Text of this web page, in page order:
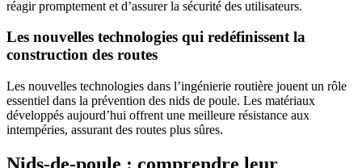
réagir promptement et d’assurer la sécurité des utilisateurs.
Les nouvelles technologies qui redéfinissent la
construction des routes
Les nouvelles technologies dans l’ingénierie routière jouent un rôle
essentiel dans la prévention des nids de poule. Les matériaux
développés aujourd’hui offrent une meilleure résistance aux
intempéries, assurant des routes plus sûres.